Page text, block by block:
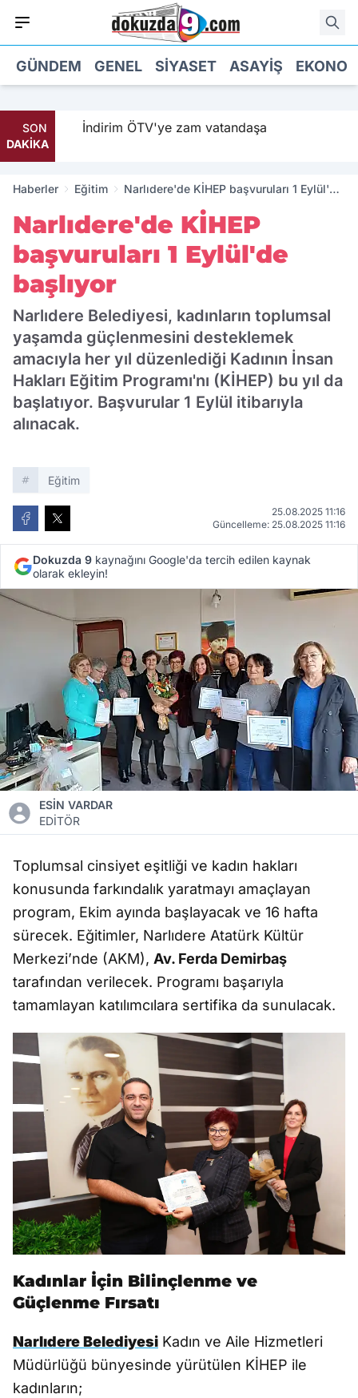
GÜNDEM GENEL SIYASET ASAYIŞ
SON
DAKİKA
İndirim ÖTV'ye zam vatandaşa
Haberler Eğitim
Narlıdere'de KİHEP başvuruları 1 Eylül'de
Narlıdere'de KİHEP
başvuruları 1 Eylül'de
başlıyor
Narlıdere Belediyesi, kadınların toplumsal
yaşamda güçlenmesini desteklemek
amacıyla her yıl düzenlediği Kadının İnsan
Hakları Eğitim Programı'nı (KİHEP) bu yıl da
başlatıyor. Başvurular 1 Eylül itibarıyla
alınacak.
Eğitim
25.08.2025 11:16
Güncelleme: 25.08.2025 11:16
Dokuzda 9 kaynağını Google'da tercih edilen kaynak
olarak ekleyin!
ESİN VARDAR
EDİTÖR
Toplumsal cinsiyet eşitliği ve kadın hakları
konusunda farkındalık yaratmayı amaçlayan
program, Ekim ayında başlayacak ve 16 hafta
sürecek. Eğitimler, Narlıdere Atatürk Kültür
Merkezi’nde (AKM), Av. Ferda Demirbaş
tarafından verilecek. Programı başarıyla
tamamlayan katılımcılara sertifika da sunulacak.
Kadınlar İçin Bilinçlenme ve
Güçlenme Fırsatı
Narlıdere Belediyesi Kadın ve Aile Hizmetleri
Müdürlüğü bünyesinde yürütülen KİHEP ile
kadınların;